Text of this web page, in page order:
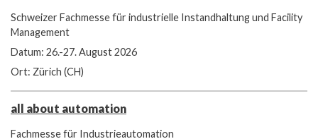
Schweizer Fachmesse für industrielle Instandhaltung und Facility
Management
Datum: 26.-27. August 2026
Ort: Zürich (CH)
all about automation
Fachmesse für Industrieautomation